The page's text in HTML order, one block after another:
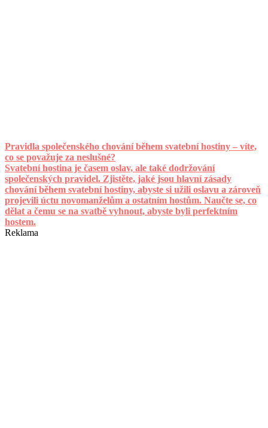
Pravidla společenského chování během svatební hostiny – víte,
co se považuje za neslušné?
Svatební hostina je časem oslav, ale také dodržování
společenských pravidel. Zjistěte, jaké jsou hlavní zásady
chování během svatební hostiny, abyste si užili oslavu a zároveň
projevili úctu novomanželům a ostatním hostům. Naučte se, co
dělat a čemu se na svatbě vyhnout, abyste byli perfektním
hostem.
Reklama